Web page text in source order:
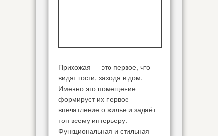
Прихожая — это первое, что
видят гости, заходя в дом.
Именно это помещение
формирует их первое
впечатление о жилье и задаёт
тон всему интерьеру.
Функциональная и стильная